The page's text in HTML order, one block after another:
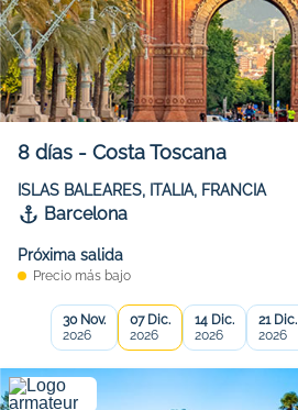
8 días - Costa Toscana
ISLAS BALEARES, ITALIA, FRANCIA
Barcelona
Próxima salida
Precio más bajo
30 Nov.
2026
07 Dic.
2026
14 Dic.
2026
21 Dic.
2026